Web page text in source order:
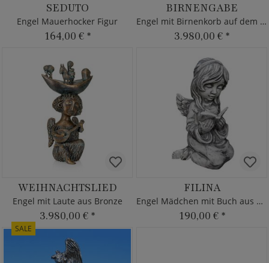
SEDUTO
Engel Mauerhocker Figur
164,00 € *
BIRNENGABE
Engel mit Birnenkorb auf dem Kopf - Bronze
3.980,00 € *
WEIHNACHTSLIED
Engel mit Laute aus Bronze
3.980,00 € *
FILINA
Engel Mädchen mit Buch aus Stein
190,00 € *
SALE